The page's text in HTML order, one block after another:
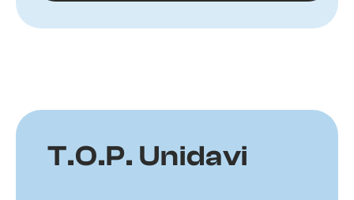
T.O.P. Unidavi